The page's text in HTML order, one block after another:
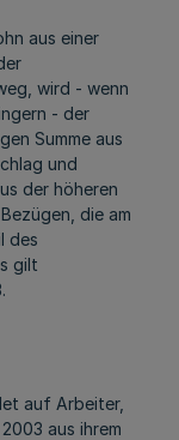
aus einer
wird - wenn
- der
Summe aus
und
der höheren
die am
des
gilt
auf Arbeiter,
aus ihrem